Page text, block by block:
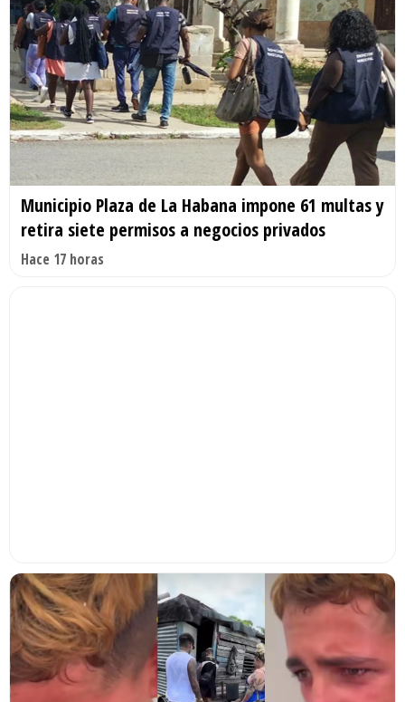
Municipio Plaza de La Habana impone 61 multas y
retira siete permisos a negocios privados
Hace 17 horas